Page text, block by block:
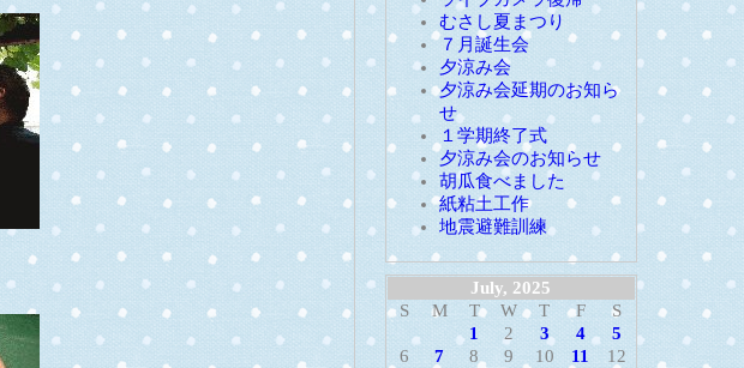
むさし夏まつり
７月誕生会
夕涼み会
夕涼み会延期のお知ら
せ
１学期終了式
夕涼み会のお知らせ
胡瓜食べました
紙粘土工作
地震避難訓練
July, 2025
S
M T W T F
S
1
2 3 4
5
6
7 8 9 10 11
12